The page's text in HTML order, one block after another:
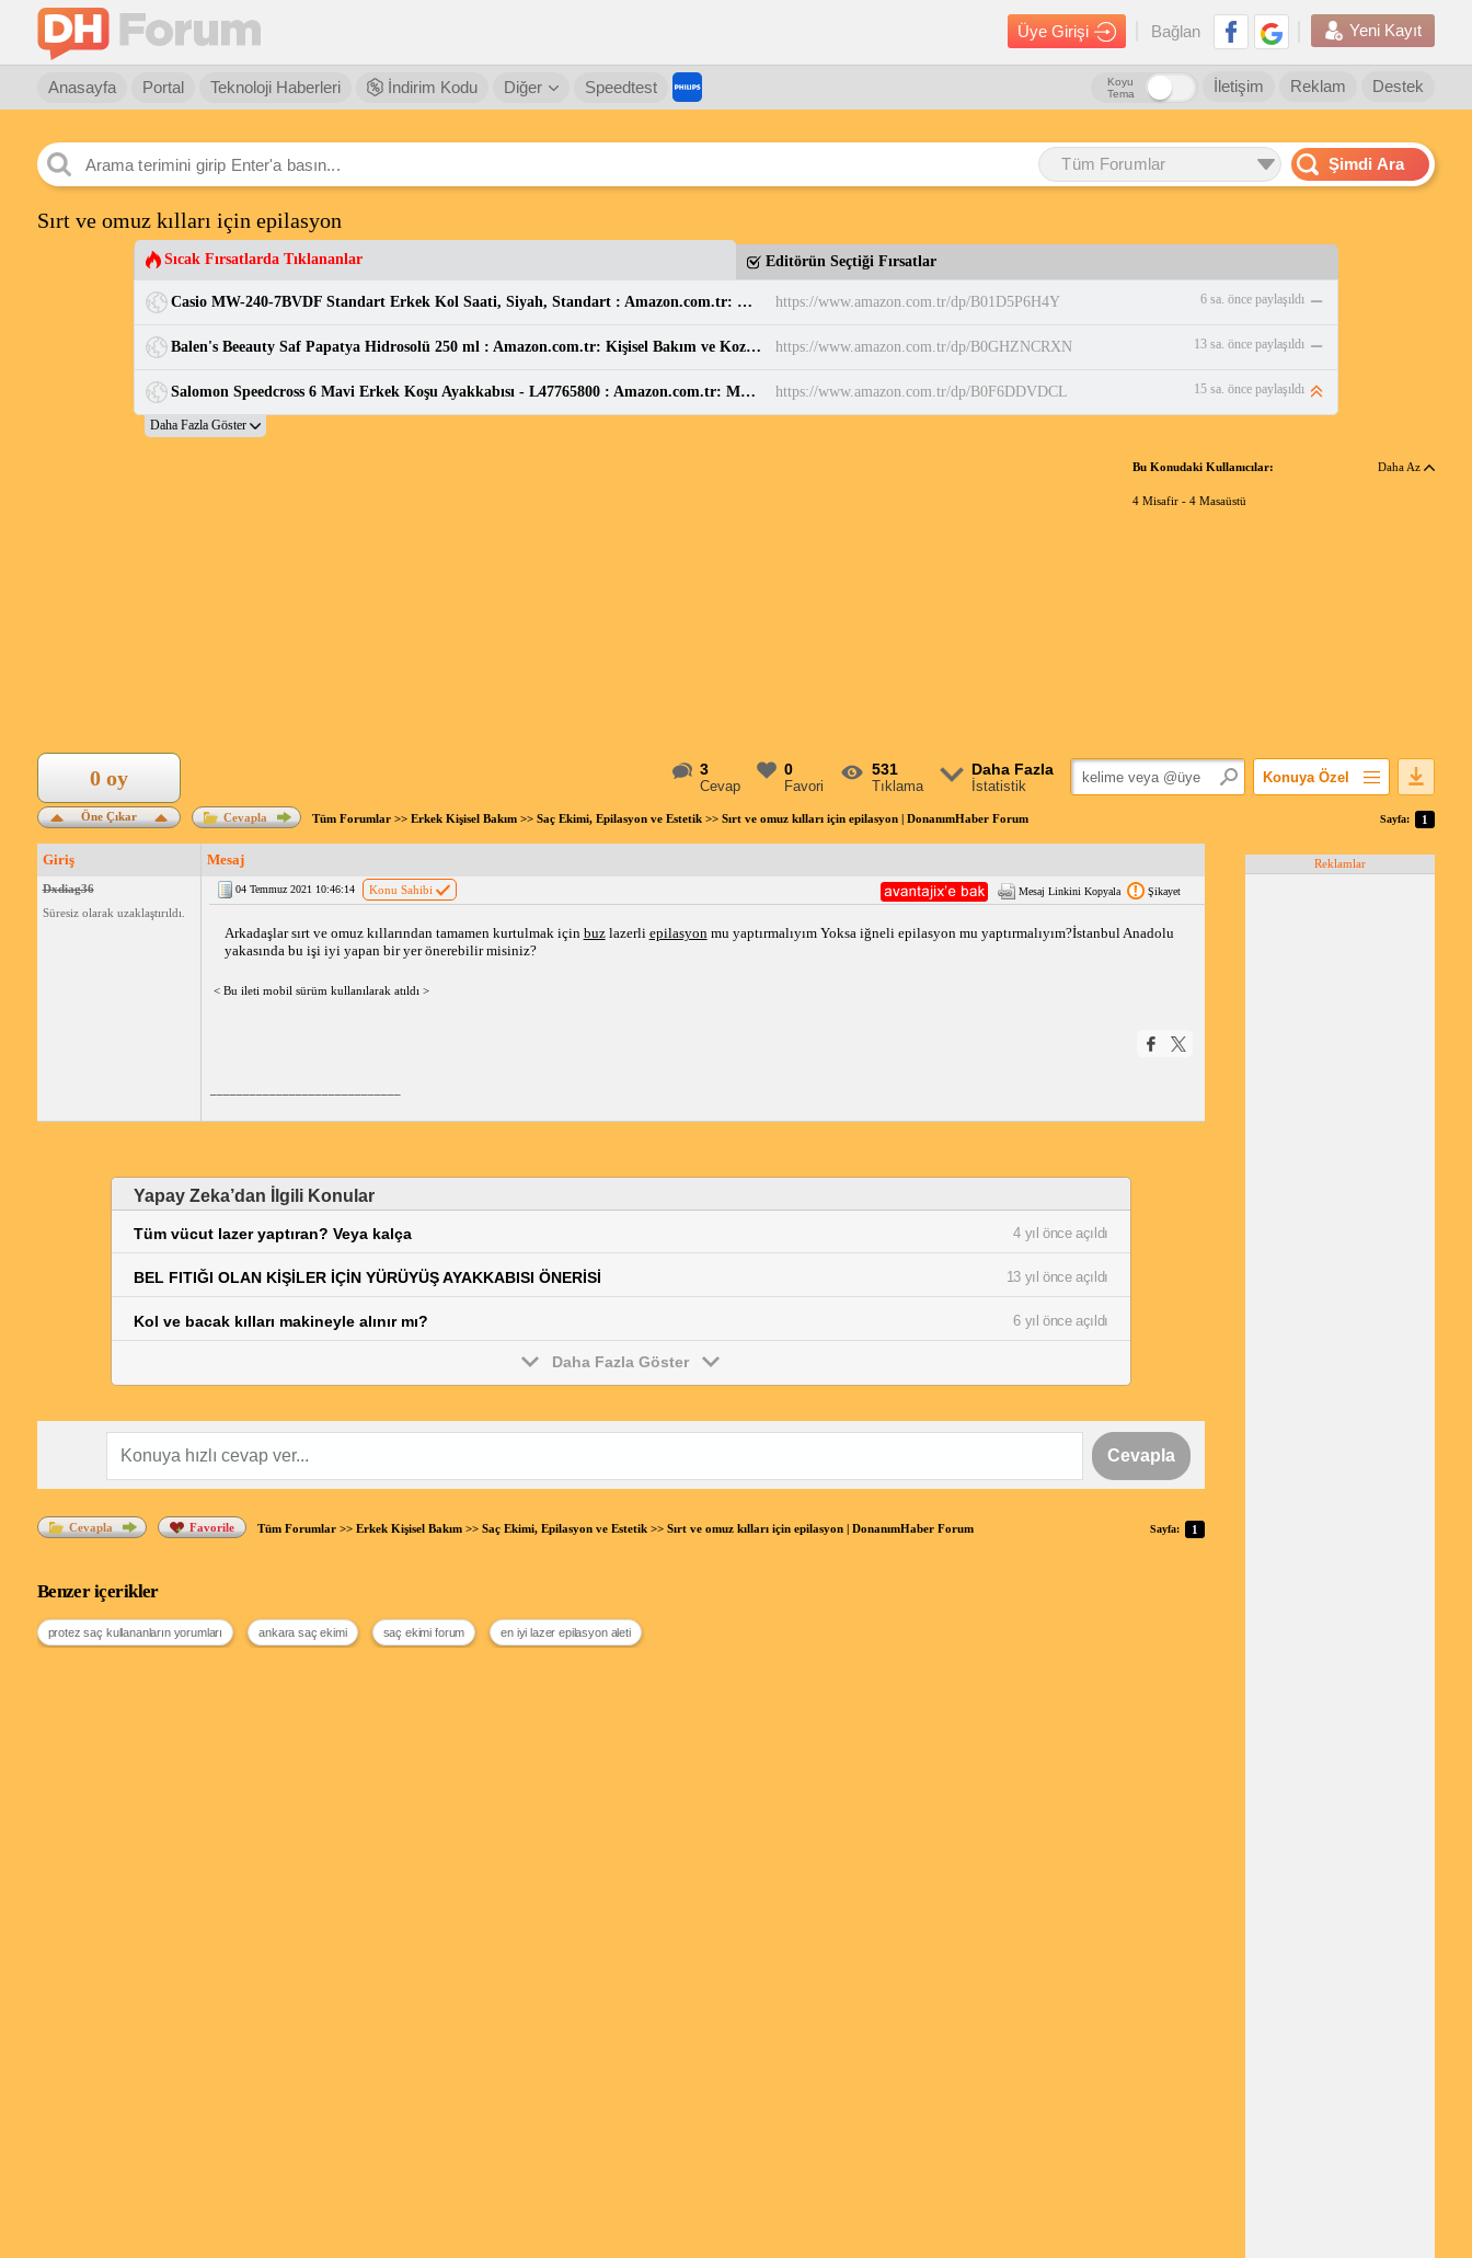
Üye Girişi Bağlan Yeni Kayıt
Anasayfa Portal Teknoloji Haberleri İndirim Kodu Diğer Speedtest Destek
Reklam
İletişim
Koyu
Tema
Tüm Forumlar Şimdi Ara
Sırt ve omuz kılları için epilasyon
Sıcak Fırsatlarda Tıklananlar Editörün Seçtiği Fırsatlar
Casio MW-240-7BVDF Standart Erkek Kol Saati, Siyah, Standart : Amazon.com.tr: Moda https://www.amazon.com.tr/dp/B01D5P6H4Y 6 sa. önce paylaşıldı
Balen's Beeauty Saf Papatya Hidrosolü 250 ml : Amazon.com.tr: Kişisel Bakım ve Kozmetik https://www.amazon.com.tr/dp/B0GHZNCRXN 13 sa. önce paylaşıldı
Salomon Speedcross 6 Mavi Erkek Koşu Ayakkabısı - L47765800 : Amazon.com.tr: Moda https://www.amazon.com.tr/dp/B0F6DDVDCL 15 sa. önce paylaşıldı
Bu Konudaki Kullanıcılar: Daha Az
4 Misafir - 4 Masaüstü
3
Cevap
0
Favori
531
Tıklama
Daha Fazla
İstatistik
Konuya Özel
Popüler Mesajlar
Öne Çıkar
0 oy
Cevapla Tüm Forumlar>> Erkek Kişisel Bakım>> Saç Ekimi, Epilasyon ve Estetik>> Sırt ve omuz kılları için epilasyon | DonanımHaber Forum Sayfa: 1
Giriş Mesaj
Dxdiag36
Süresiz olarak uzaklaştırıldı.
04 Temmuz 2021 10:46:14 Konu Sahibi Mesaj Linkini Kopyala Şikayet
Arkadaşlar sırt ve omuz kıllarından tamamen kurtulmak için buz lazerli epilasyon mu yaptırmalıyım Yoksa iğneli epilasyon mu yaptırmalıyım?İstanbul Anadolu
yakasında bu işi iyi yapan bir yer önerebilir misiniz?
< Bu ileti mobil sürüm kullanılarak atıldı >
Yapay Zeka’dan İlgili Konular
Tüm vücut lazer yaptıran? Veya kalça 4 yıl önce açıldı
BEL FITIĞI OLAN KİŞİLER İÇİN YÜRÜYÜŞ AYAKKABISI ÖNERİSİ 13 yıl önce açıldı
Kol ve bacak kılları makineyle alınır mı? 6 yıl önce açıldı
Daha Fazla Göster
Cevapla
Sayfa: 1
Cevapla Favorile Tüm Forumlar>> Erkek Kişisel Bakım>> Saç Ekimi, Epilasyon ve Estetik>> Sırt ve omuz kılları için epilasyon | DonanımHaber Forum
Benzer içerikler
protez saç kullananların yorumları ankara saç ekimi saç ekimi forum en iyi lazer epilasyon aleti
Reklamlar